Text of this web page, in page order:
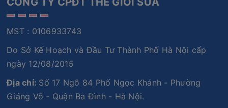
MST : 0106933743
Do Sở Kế Hoạch và Đầu Tư Thành Phố Hà Nội cấp
ngày 12/08/2015
Địa chỉ: Số 17 Ngõ 84 Phố Ngọc Khánh - Phường
Giảng Võ - Quận Ba Đình - Hà Nội.